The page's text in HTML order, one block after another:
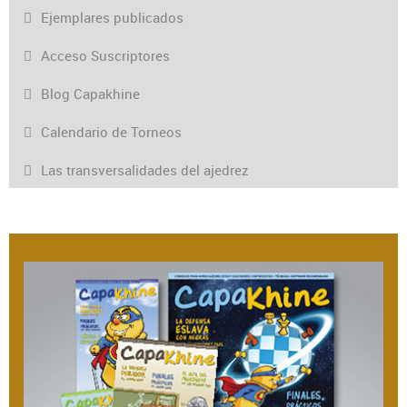
Ejemplares publicados
Acceso Suscriptores
Blog Capakhine
Calendario de Torneos
Las transversalidades del ajedrez